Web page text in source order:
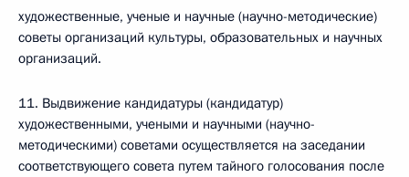
художественные, ученые и научные (научно-методические)
советы организаций культуры, образовательных и научных
организаций.
11. Выдвижение кандидатуры (кандидатур)
художественными, учеными и научными (научно-
методическими) советами осуществляется на заседании
соответствующего совета путем тайного голосования после